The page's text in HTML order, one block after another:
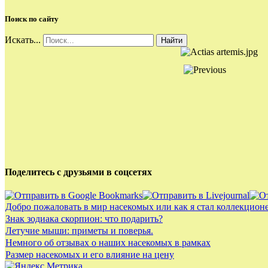
Поиск по сайту
Искать... Найти
Поделитесь с друзьями в соцсетях
Добро пожаловать в мир насекомых или как я стал
Знак зодиака скорпион: что подарить?
Летучие мыши: приметы и поверья.
Немного об отзывах о наших насекомых в рамках
Размер насекомых и его влияние на цену